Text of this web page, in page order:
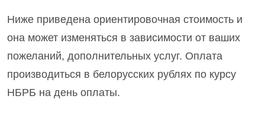
Ниже приведена ориентировочная стоимость и
она может изменяться в зависимости от ваших
пожеланий, дополнительных услуг. Оплата
производиться в белорусских рублях по курсу
НБРБ на день оплаты.